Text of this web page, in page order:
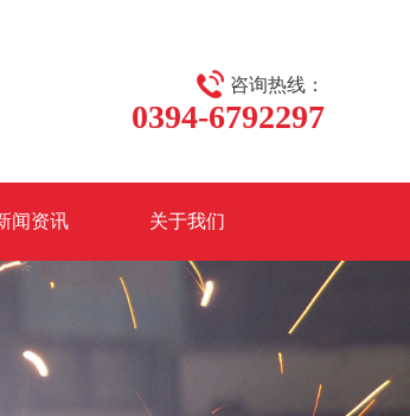
咨询热线：
0394-6792297
闻资讯 关于我们